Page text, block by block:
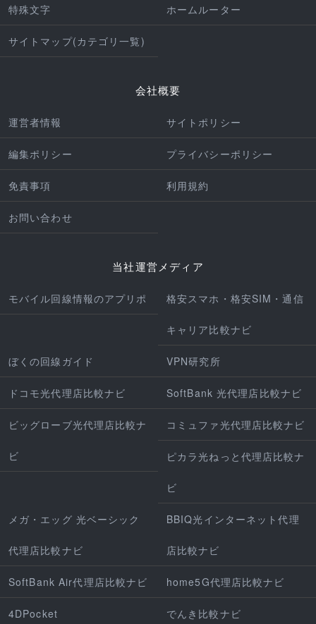
特殊文字 ホームルーター
サイトマップ(カテゴリ一覧)
会社概要
運営者情報 サイトポリシー
編集ポリシー プライバシーポリシー
免責事項 利用規約
お問い合わせ
当社運営メディア
モバイル回線情報のアプリポ 格安スマホ・格安SIM・通信
キャリア比較ナビ
ぼくの回線ガイド VPN研究所
ドコモ光代理店比較ナビ SoftBank 光代理店比較ナビ
ビッグローブ光代理店比較ナ
ビ
コミュファ光代理店比較ナビ
ピカラ光ねっと代理店比較ナ
ビ
メガ・エッグ 光ベーシック
代理店比較ナビ
BBIQ光インターネット代理
店比較ナビ
SoftBank Air代理店比較ナビ home5G代理店比較ナビ
4DPocket でんき比較ナビ